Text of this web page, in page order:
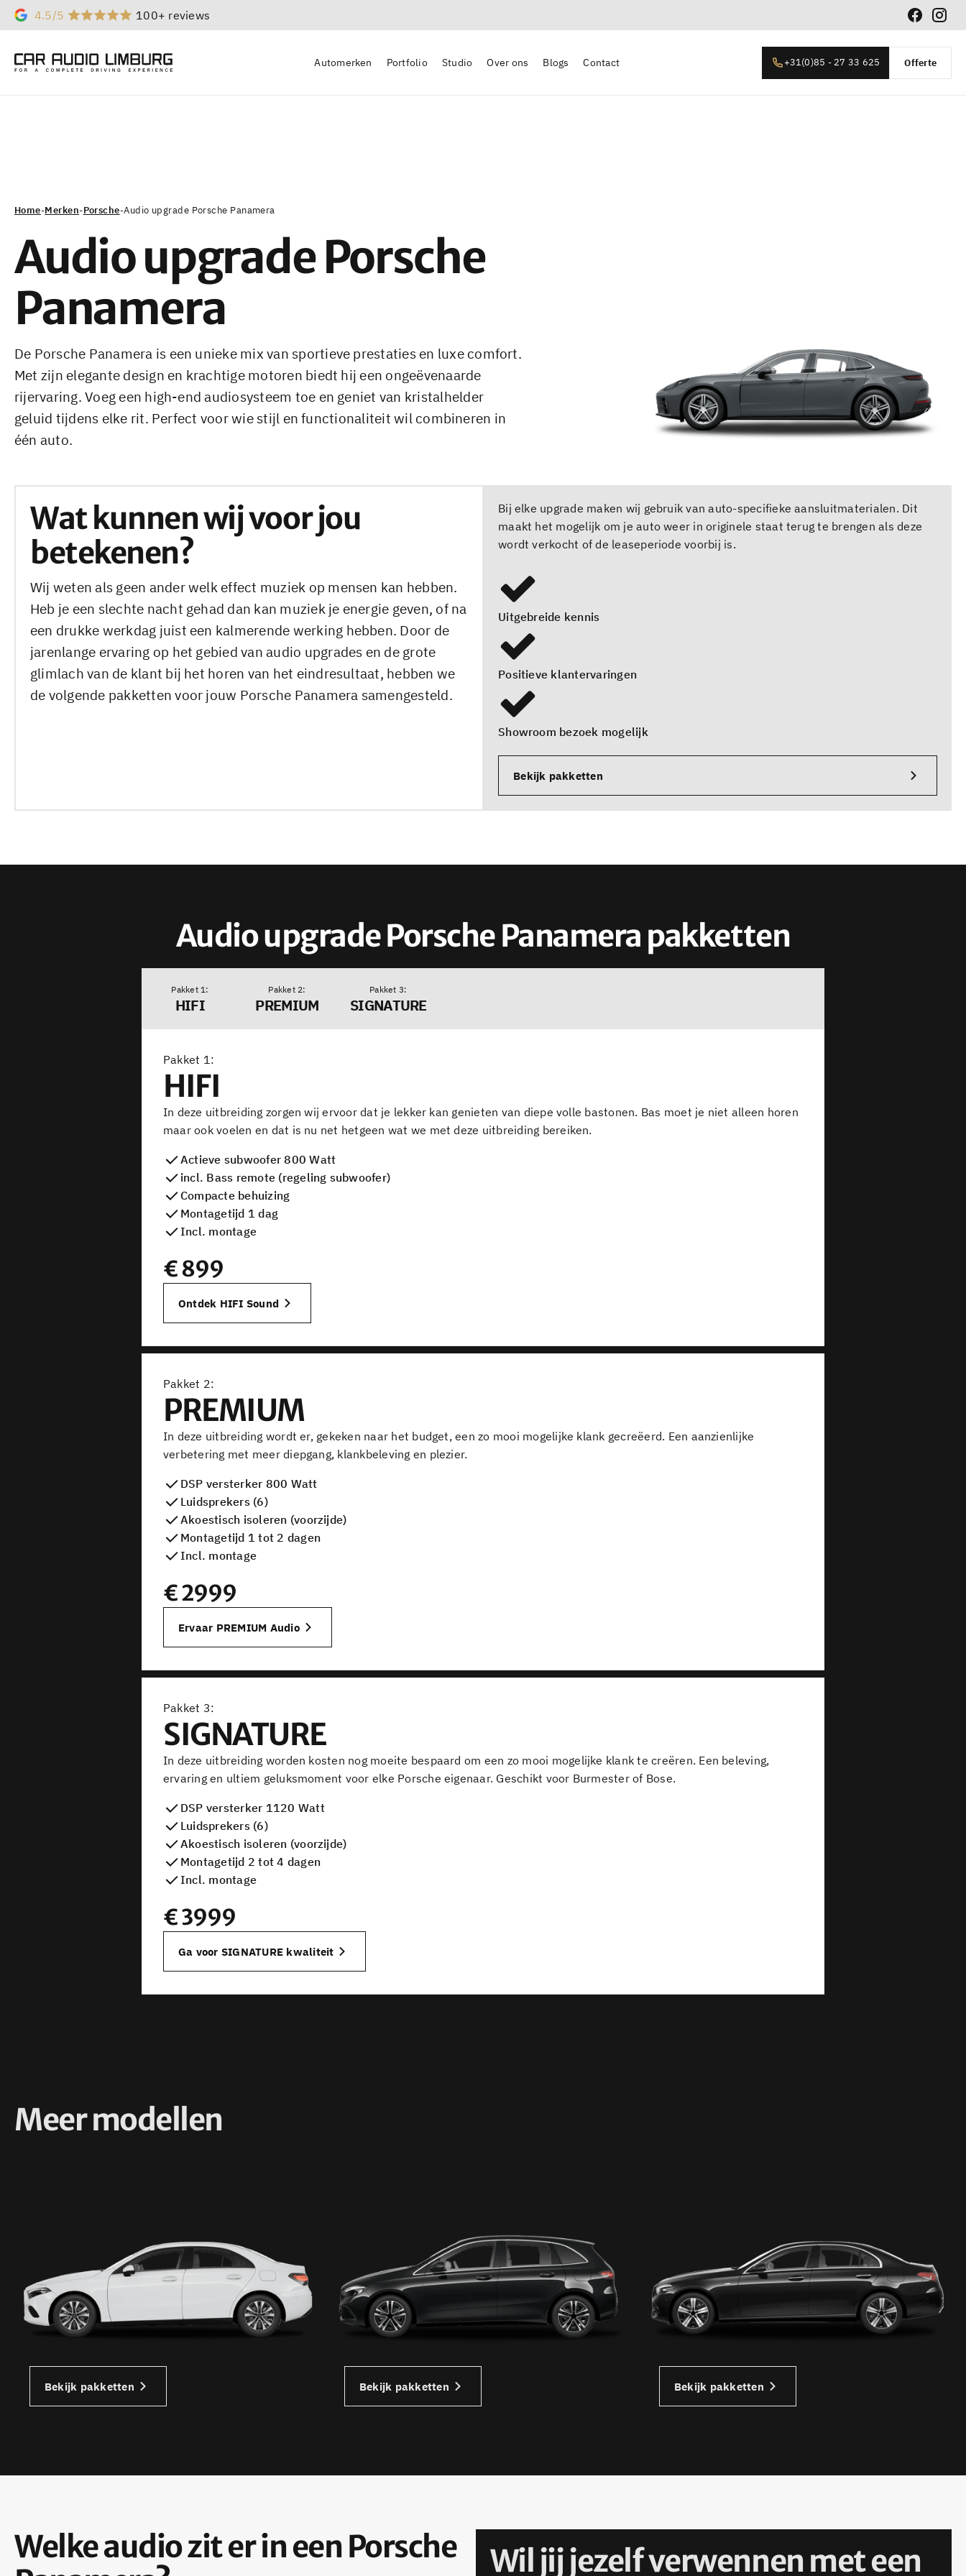
4.5/5 100+ reviews
Automerken Portfolio Studio Over ons Blogs Contact +31(0)85 - 27 33 625 Offerte
Home-Merken-Porsche-Audio upgrade Porsche Panamera
Audio upgrade Porsche
Panamera
De Porsche Panamera is een unieke mix van sportieve prestaties en luxe comfort.
Met zijn elegante design en krachtige motoren biedt hij een ongeëvenaarde
rijervaring. Voeg een high-end audiosysteem toe en geniet van kristalhelder
geluid tijdens elke rit. Perfect voor wie stijl en functionaliteit wil combineren in
één auto.
Wat kunnen wij voor jou
betekenen?
Wij weten als geen ander welk effect muziek op mensen kan hebben.
Heb je een slechte nacht gehad dan kan muziek je energie geven, of na
een drukke werkdag juist een kalmerende werking hebben. Door de
jarenlange ervaring op het gebied van audio upgrades en de grote
glimlach van de klant bij het horen van het eindresultaat, hebben we
de volgende pakketten voor jouw Porsche Panamera samengesteld.
Bij elke upgrade maken wij gebruik van auto-specifieke aansluitmaterialen. Dit
maakt het mogelijk om je auto weer in originele staat terug te brengen als deze
wordt verkocht of de leaseperiode voorbij is.
Uitgebreide kennis
Positieve klantervaringen
Showroom bezoek mogelijk
Bekijk pakketten
Audio upgrade Porsche Panamera pakketten
Pakket
HIFI
Pakket
PREMIUM
Pakket
SIGNATURE
Pakket
HIFI
In deze uitbreiding zorgen wij ervoor dat je lekker kan genieten van diepe volle bastonen. Bas moet je niet alleen horen
maar ook voelen en dat is nu net hetgeen wat we met deze uitbreiding bereiken.
Actieve subwoofer 800 Watt
incl. Bass remote (regeling subwoofer)
Compacte behuizing
Montagetijd 1 dag
Incl. montage
€899
Ontdek HIFI Sound
Pakket
PREMIUM
In deze uitbreiding wordt er, gekeken naar het budget, een zo mooi mogelijke klank gecreëerd. Een aanzienlijke
verbetering met meer diepgang, klankbeleving en plezier.
DSP versterker 800 Watt
Luidsprekers (6)
Akoestisch isoleren (voorzijde)
Montagetijd 1 tot 2 dagen
Incl. montage
€2999
Ervaar PREMIUM Audio
Pakket
SIGNATURE
In deze uitbreiding worden kosten nog moeite bespaard om een zo mooi mogelijke klank te creëren. Een beleving,
ervaring en ultiem geluksmoment voor elke Porsche eigenaar. Geschikt voor Burmester of Bose.
DSP versterker 1120 Watt
Luidsprekers (6)
Akoestisch isoleren (voorzijde)
Montagetijd 2 tot 4 dagen
Incl. montage
€3999
Ga voor SIGNATURE kwaliteit
Meer modellen
Bekijk pakketten Bekijk pakketten Bekijk pakketten
Welke audio zit er in een Porsche
Wil jij jezelf verwennen met een